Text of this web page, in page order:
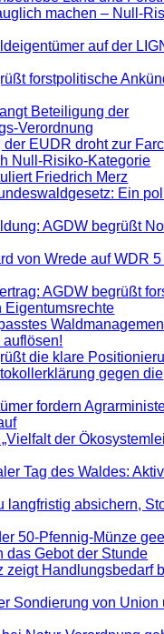
machen – Null-
auf der
forstpolitische
Beteiligung der
Verordnung
EUDR droht zur
Null-Risiko-Kategorie
Friedrich Merz
Ein
AGDW begrüßt
von Wrede auf WDR 5
AGDW begrüßt
Eigentumsrechte
auflösen!
die klare
gegen die
fordern
der
Tag des Waldes:
langfristig absichern,
50-Pfennig-Münze
das Gebot der Stunde
zeigt Handlungsbedarf
Sondierung von Union